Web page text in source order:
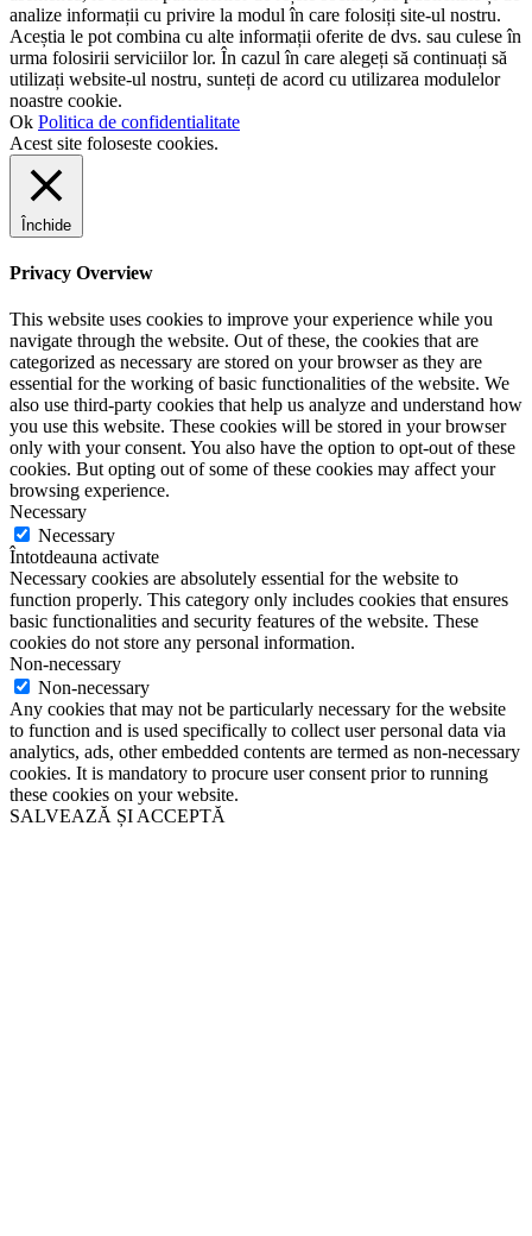
analize informații cu privire la modul în care folosiți site-ul nostru.
Aceștia le pot combina cu alte informații oferite de dvs. sau culese în
urma folosirii serviciilor lor. În cazul în care alegeți să continuați să
utilizați website-ul nostru, sunteți de acord cu utilizarea modulelor
noastre cookie.
Ok Politica de confidentialitate
Acest site foloseste cookies.
Închide
Privacy Overview
This website uses cookies to improve your experience while you
navigate through the website. Out of these, the cookies that are
categorized as necessary are stored on your browser as they are
essential for the working of basic functionalities of the website. We
also use third-party cookies that help us analyze and understand how
you use this website. These cookies will be stored in your browser
only with your consent. You also have the option to opt-out of these
cookies. But opting out of some of these cookies may affect your
browsing experience.
Necessary
Necessary
Întotdeauna activate
Necessary cookies are absolutely essential for the website to
function properly. This category only includes cookies that ensures
basic functionalities and security features of the website. These
cookies do not store any personal information.
Non-necessary
Non-necessary
Any cookies that may not be particularly necessary for the website
to function and is used specifically to collect user personal data via
analytics, ads, other embedded contents are termed as non-necessary
cookies. It is mandatory to procure user consent prior to running
these cookies on your website.
SALVEAZĂ ȘI ACCEPTĂ